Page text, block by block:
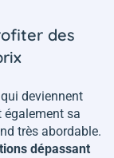
des
deviennent
également sa
très abordable.
dépassant